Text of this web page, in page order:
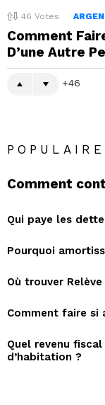
46 Votes
Comment
D’une Autre
46
Comment
Qui paye les
Pourquoi
Où trouver Relève
Comment faire si
Quel revenu
d’habitation ?